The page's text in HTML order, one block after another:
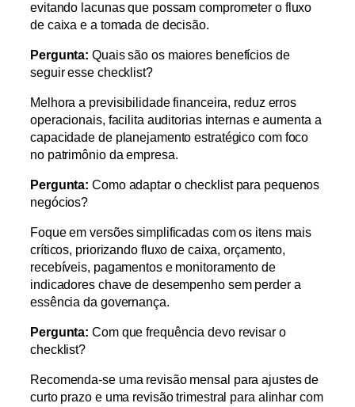
evitando lacunas que possam comprometer o fluxo
de caixa e a tomada de decisão.
Pergunta: Quais são os maiores benefícios de
seguir esse checklist?
Melhora a previsibilidade financeira, reduz erros
operacionais, facilita auditorias internas e aumenta a
capacidade de planejamento estratégico com foco
no patrimônio da empresa.
Pergunta: Como adaptar o checklist para pequenos
negócios?
Foque em versões simplificadas com os itens mais
críticos, priorizando fluxo de caixa, orçamento,
recebíveis, pagamentos e monitoramento de
indicadores chave de desempenho sem perder a
essência da governança.
Pergunta: Com que frequência devo revisar o
checklist?
Recomenda-se uma revisão mensal para ajustes de
curto prazo e uma revisão trimestral para alinhar com